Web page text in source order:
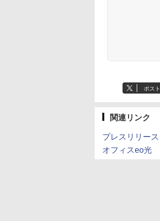
ポスト
関連リンク
プレスリリース
オフィスeo光